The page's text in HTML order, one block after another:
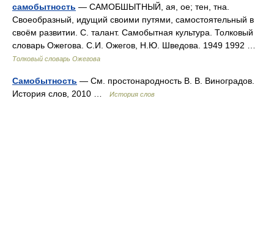
самобытность — САМОБШЫТНЫЙ, ая, ое; тен, тна.
Своеобразный, идущий своими путями, самостоятельный в
своём развитии. С. талант. Самобытная культура. Толковый
словарь Ожегова. С.И. Ожегов, Н.Ю. Шведова. 1949 1992 …
Толковый словарь Ожегова
Самобытность — См. простонародность В. В. Виноградов.
История слов, 2010 …
История слов